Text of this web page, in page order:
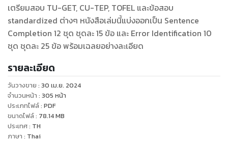
เตรียมสอบ TU-GET, CU-TEP, TOFEL และข้อสอบ
standardized ต่างๆ หนังสือเล่มนี้แบ่งออกเป็น Sentence
Completion 12 ชุด ชุดละ 15 ข้อ และ Error Identification 10
ชุด ชุดละ 25 ข้อ พร้อมเฉลยอย่างละเอียด
รายละเอียด
วันวางขาย : 30 เม.ย. 2024
จำนวนหน้า : 305 หน้า
ประเภทไฟล์: PDF
ขนาดไฟล์: 78.14MB
ประเทศ: TH
ภาษา : Thai